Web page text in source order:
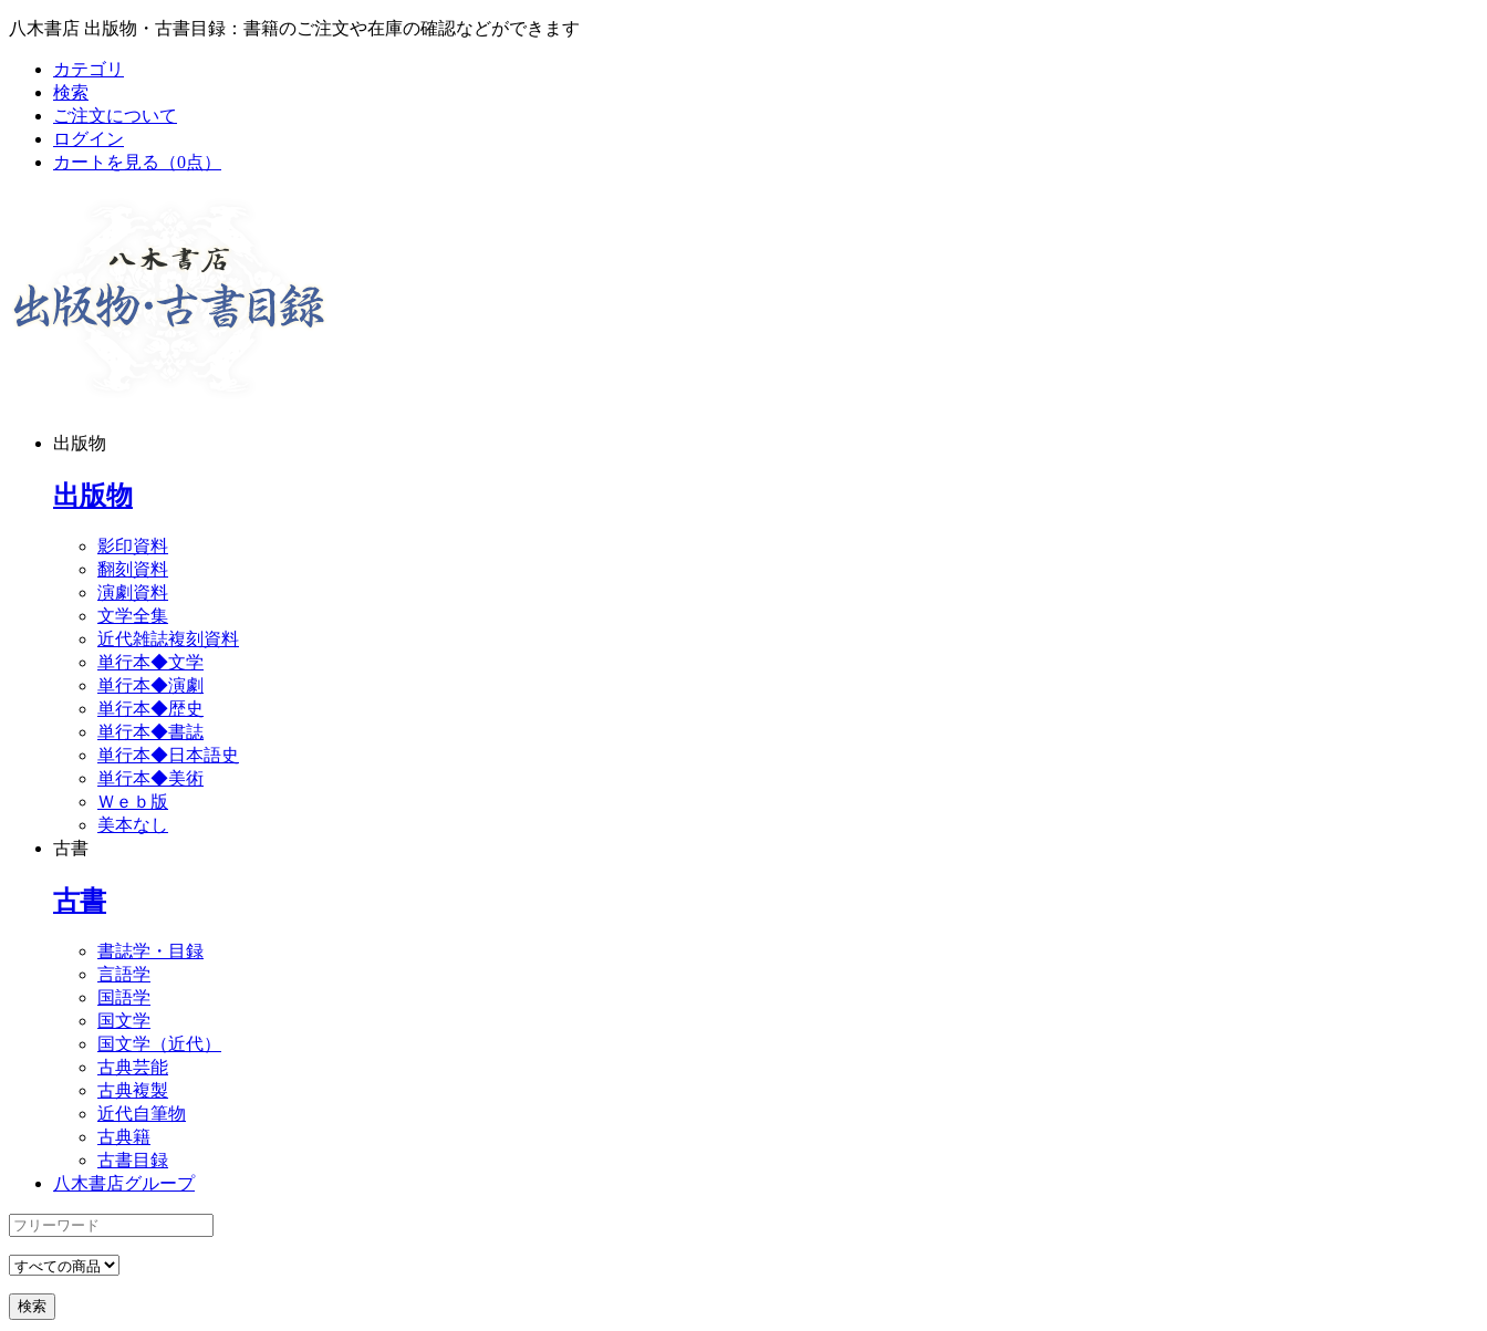
八木書店 出版物・古書目録：書籍のご注文や在庫の確認などができます
カテゴリ
検索
ご注文について
ログイン
カートを見る
（0点）
出版物
出版物
影印資料
翻刻資料
演劇資料
文学全集
近代雑誌複刻資料
単行本◆文学
単行本◆演劇
単行本◆歴史
単行本◆書誌
単行本◆日本語史
単行本◆美術
Ｗｅｂ版
美本なし
古書
古書
書誌学・目録
言語学
国語学
国文学
国文学（近代）
古典芸能
古典複製
近代自筆物
古典籍
古書目録
八木書店グループ